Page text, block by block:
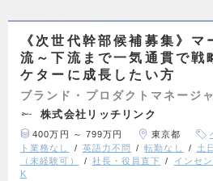
《次世代幹部候補募集》マ
流～下流まで一気通貫で戦
ケターに成長したい方
ブランド・プロダクトマネージ
株式会社リッチリンク
400万円 ～ 799万円 東京都
ト業務なし
英語力不問 転勤なし 土
（未経験可）
社長・役員直下 インセ
K